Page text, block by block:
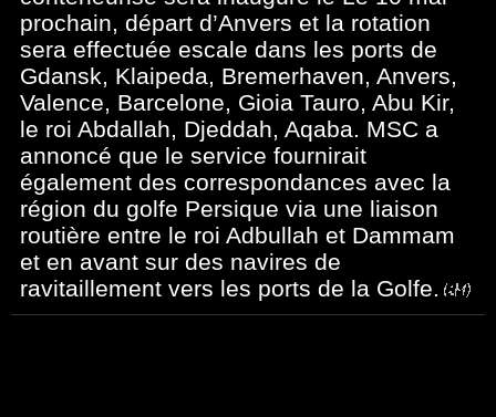
prochain, départ d’Anvers et la rotation
sera effectuée escale dans les ports de
Gdansk, Klaipeda, Bremerhaven, Anvers,
Valence, Barcelone, Gioia Tauro, Abu Kir,
le roi Abdallah, Djeddah, Aqaba. MSC a
annoncé que le service fournirait
également des correspondances avec la
région du golfe Persique via une liaison
routière entre le roi Adbullah et Dammam
et en avant sur des navires de
ravitaillement vers les ports de la Golfe.